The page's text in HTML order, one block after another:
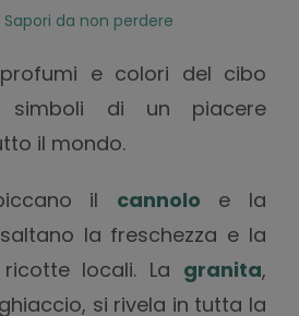
Sapori da non perdere
e colori del cibo
simboli di un piacere
il mondo.
il cannolo e la
la freschezza e la
locali. La granita,
si rivela in tutta la